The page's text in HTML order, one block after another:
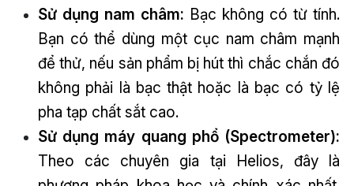
Sử dụng nam châm: Bạc không có từ tính.
Bạn có thể dùng một cục nam châm mạnh
để thử, nếu sản phẩm bị hút thì chắc chắn đó
không phải là bạc thật hoặc là bạc có tỷ lệ
pha tạp chất sắt cao.
Sử dụng máy quang phổ (Spectrometer):
Theo các chuyên gia tại Helios, đây là